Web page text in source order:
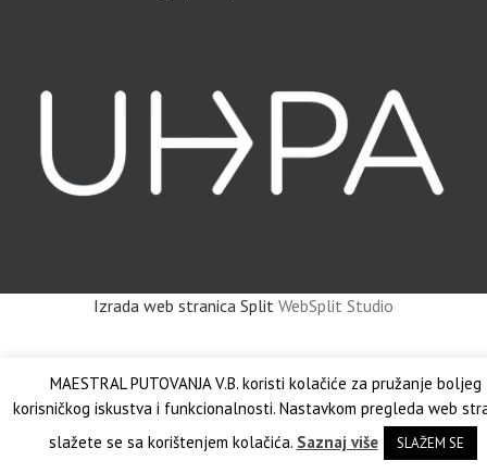
Izrada web stranica Split WebSplit Studio
MAESTRAL PUTOVANJA V.B. koristi kolačiće za pružanje boljeg
korisničkog iskustva i funkcionalnosti. Nastavkom pregleda web
slažete se sa korištenjem kolačića. Saznaj više SLAŽEM SE